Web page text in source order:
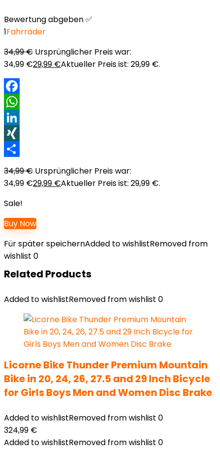
Bewertung abgeben ✅
1Fahrräder
34,99€ Ursprünglicher Preis war:
34,99 €29,99 €Aktueller Preis ist: 29,99 €.
Facebook
WhatsApp
LinkedIn
XING
34,99€ Ursprünglicher Preis war:
34,99 €29,99 €Aktueller Preis ist: 29,99 €.
Sale!
Buy Now
Für später speichernAdded to wishlistRemoved from
wishlist 0
Related Products
Added to wishlistRemoved from wishlist 0
Licorne Bike Thunder Premium Mountain
Bike in 20, 24, 26, 27.5 and 29 Inch Bicycle
for Girls Boys Men and Women Disc Brake
Added to wishlistRemoved from wishlist 0
324,99 €
Added to wishlistRemoved from wishlist 0